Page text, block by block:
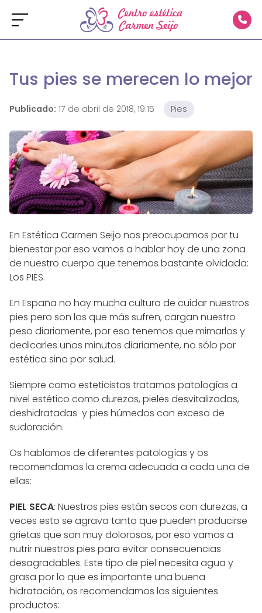
Tus pies se merecen lo mejor
Publicado: 17 de abril de 2018, 19:15 Pies
En Estética Carmen Seijo nos preocupamos por tu
bienestar por eso vamos a hablar hoy de una zona
de nuestro cuerpo que tenemos bastante olvidada:
Los PIES.
En España no hay mucha cultura de cuidar nuestros
pies pero son los que más sufren, cargan nuestro
peso diariamente, por eso tenemos que mimarlos y
dedicarles unos minutos diariamente, no sólo por
estética sino por salud.
Siempre como esteticistas tratamos patologías a
nivel estético como durezas, pieles desvitalizadas,
deshidratadas y pies húmedos con exceso de
sudoración.
Os hablamos de diferentes patologías y os
recomendamos la crema adecuada a cada una de
ellas:
PIEL SECA: Nuestros pies están secos con durezas, a
veces esto se agrava tanto que pueden producirse
grietas que son muy dolorosas, por eso vamos a
nutrir nuestros pies para evitar consecuencias
desagradables. Este tipo de piel necesita agua y
grasa por lo que es importante una buena
hidratación, os recomendamos los siguientes
productos: